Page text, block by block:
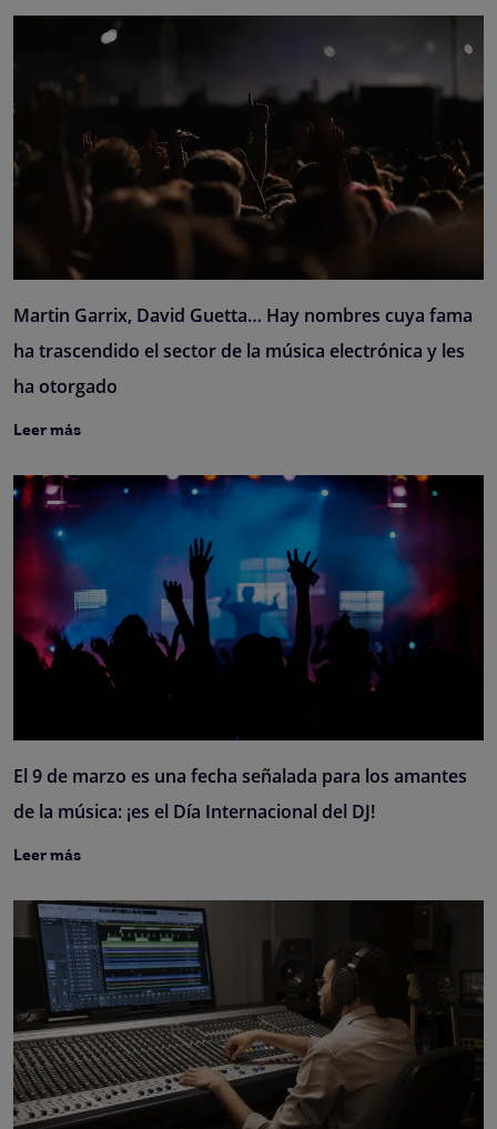
Martin Garrix, David Guetta… Hay nombres cuya fama
ha trascendido el sector de la música electrónica y les
ha otorgado
Leer más
El 9 de marzo es una fecha señalada para los amantes
de la música: ¡es el Día Internacional del DJ!
Leer más